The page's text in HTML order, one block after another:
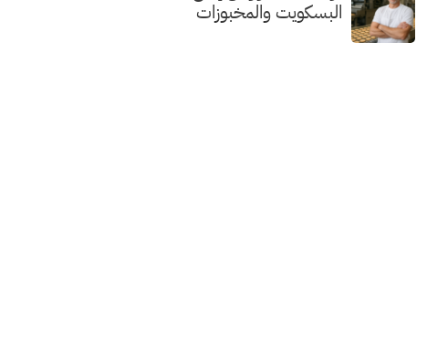
البسكويت والمخبوزات